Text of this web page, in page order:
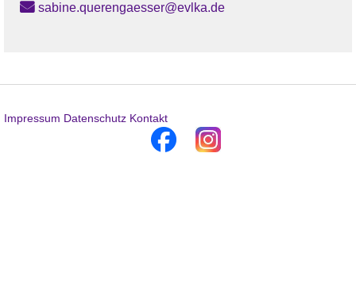
sabine.querengaesser@evlka.de
Impressum Datenschutz Kontakt